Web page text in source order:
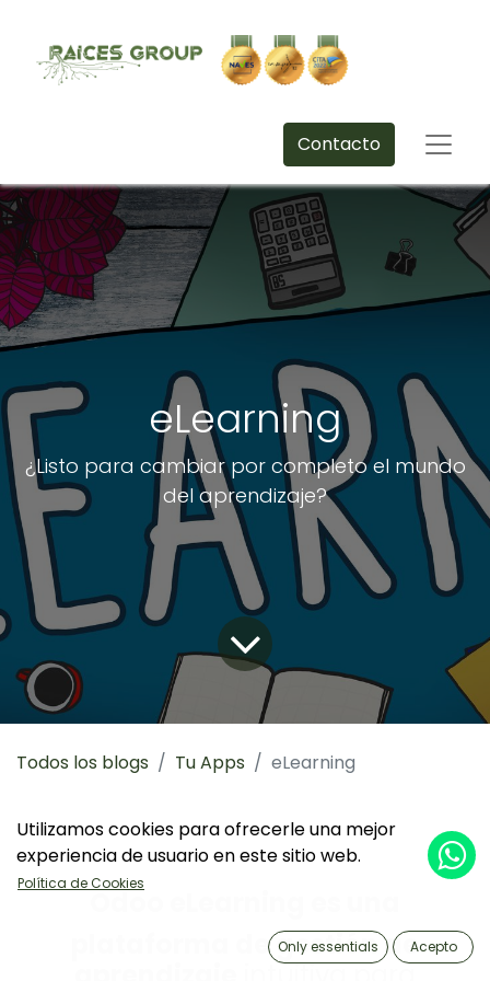
Contacto
eLearning
¿Listo para cambiar por completo el mundo
del aprendizaje?
Todos los blogs Tu Apps eLearning
Odoo eLearning es una
plataforma de gestión de
Utilizamos cookies para ofrecerle una mejor
experiencia de usuario en este sitio web.
Política de Cookies
Only essentials Acepto